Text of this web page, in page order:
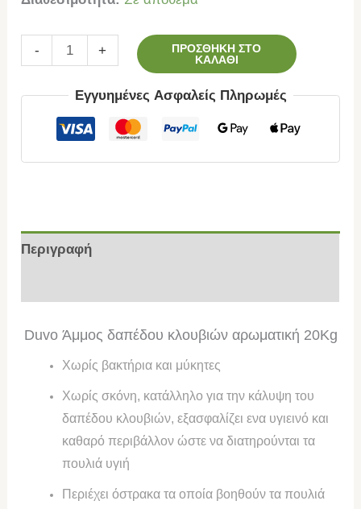
- +
ΠΡΟΣΘΉΚΗ ΣΤΟ
ΚΑΛΆΘΙ
Εγγυημένες Ασφαλείς Πληρωμές
Περιγραφή
Duvo Άμμος δαπέδου κλουβιών αρωματική 20Kg
Χωρίς βακτήρια και μύκητες
Χωρίς σκόνη, κατάλληλο για την κάλυψη του
δαπέδου κλουβιών, εξασφαλίζει ενα υγιεινό και
καθαρό περιβάλλον ώστε να διατηρούνται τα
πουλιά υγιή
Περιέχει όστρακα τα οποία βοηθούν τα πουλιά